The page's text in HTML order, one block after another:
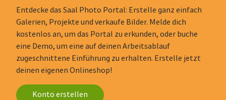
Entdecke das Saal Photo Portal: Erstelle ganz einfach
Galerien, Projekte und verkaufe Bilder. Melde dich
kostenlos an, um das Portal zu erkunden, oder buche
eine Demo, um eine auf deinen Arbeitsablauf
zugeschnittene Einführung zu erhalten. Erstelle jetzt
deinen eigenen Onlineshop!
Konto erstellen